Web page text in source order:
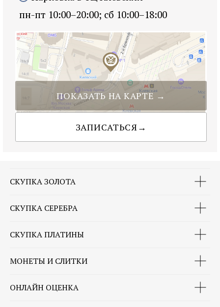
СКУПКА ЗОЛОТА
СКУПКА СЕРЕБРА
СКУПКА ПЛАТИНЫ
МОНЕТЫ И СЛИТКИ
ОНЛАЙН ОЦЕНКА